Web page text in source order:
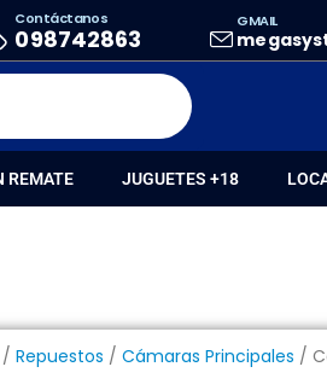
Contáctanos
098742863
GMAIL
REMATE JUGUETES +18
14
/ Repuestos / Cámaras Principales /